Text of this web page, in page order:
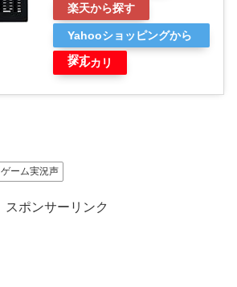
楽天から探す
Yahooショッピングから
探す
メルカリ
ゲーム実況声
スポンサーリンク